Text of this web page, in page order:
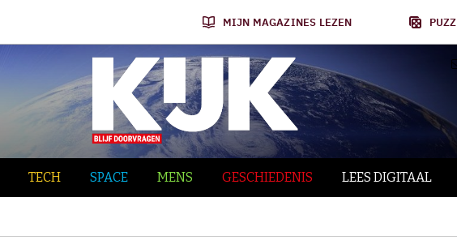
MIJN MAGAZINES LEZEN
TECH SPACE MENS GESCHIEDENIS LEES DIGITAAL